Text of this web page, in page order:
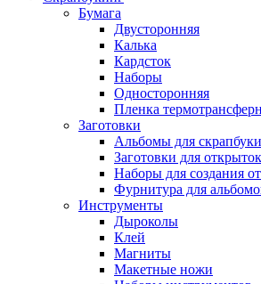
Бумага
Двусторонняя
Калька
Кардсток
Наборы
Односторонняя
Пленка
Заготовки
Альбомы для
Заготовки для открыток
Наборы для создания
Фурнитура для
Инструменты
Дыроколы
Клей
Магниты
Макетные ножи